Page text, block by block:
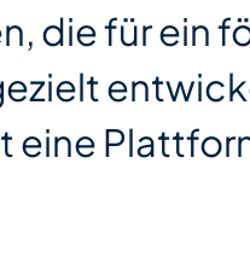
die für ein
eine